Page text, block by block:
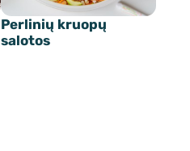
Perlinių kruopų
salotos